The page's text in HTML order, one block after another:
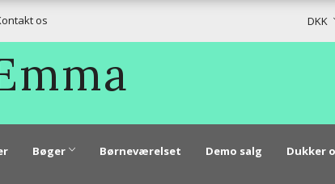
DKK
os
Bøger Børneværelset Demo salg Dukker